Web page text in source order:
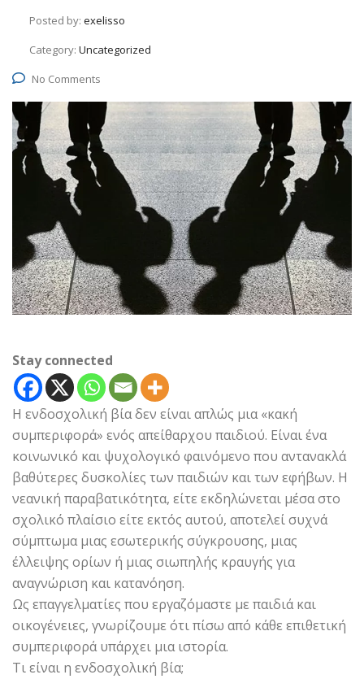
Posted by: exelisso
Category: Uncategorized
No Comments
Stay connected
Η ενδοσχολική βία δεν είναι απλώς μια «κακή
συμπεριφορά» ενός απείθαρχου παιδιού. Είναι ένα
κοινωνικό και ψυχολογικό φαινόμενο που αντανακλά
βαθύτερες δυσκολίες των παιδιών και των εφήβων. Η
νεανική παραβατικότητα, είτε εκδηλώνεται μέσα στο
σχολικό πλαίσιο είτε εκτός αυτού, αποτελεί συχνά
σύμπτωμα μιας εσωτερικής σύγκρουσης, μιας
έλλειψης ορίων ή μιας σιωπηλής κραυγής για
αναγνώριση και κατανόηση.
Ως επαγγελματίες που εργαζόμαστε με παιδιά και
οικογένειες, γνωρίζουμε ότι πίσω από κάθε επιθετική
συμπεριφορά υπάρχει μια ιστορία.
Τι είναι η ενδοσχολική βία;